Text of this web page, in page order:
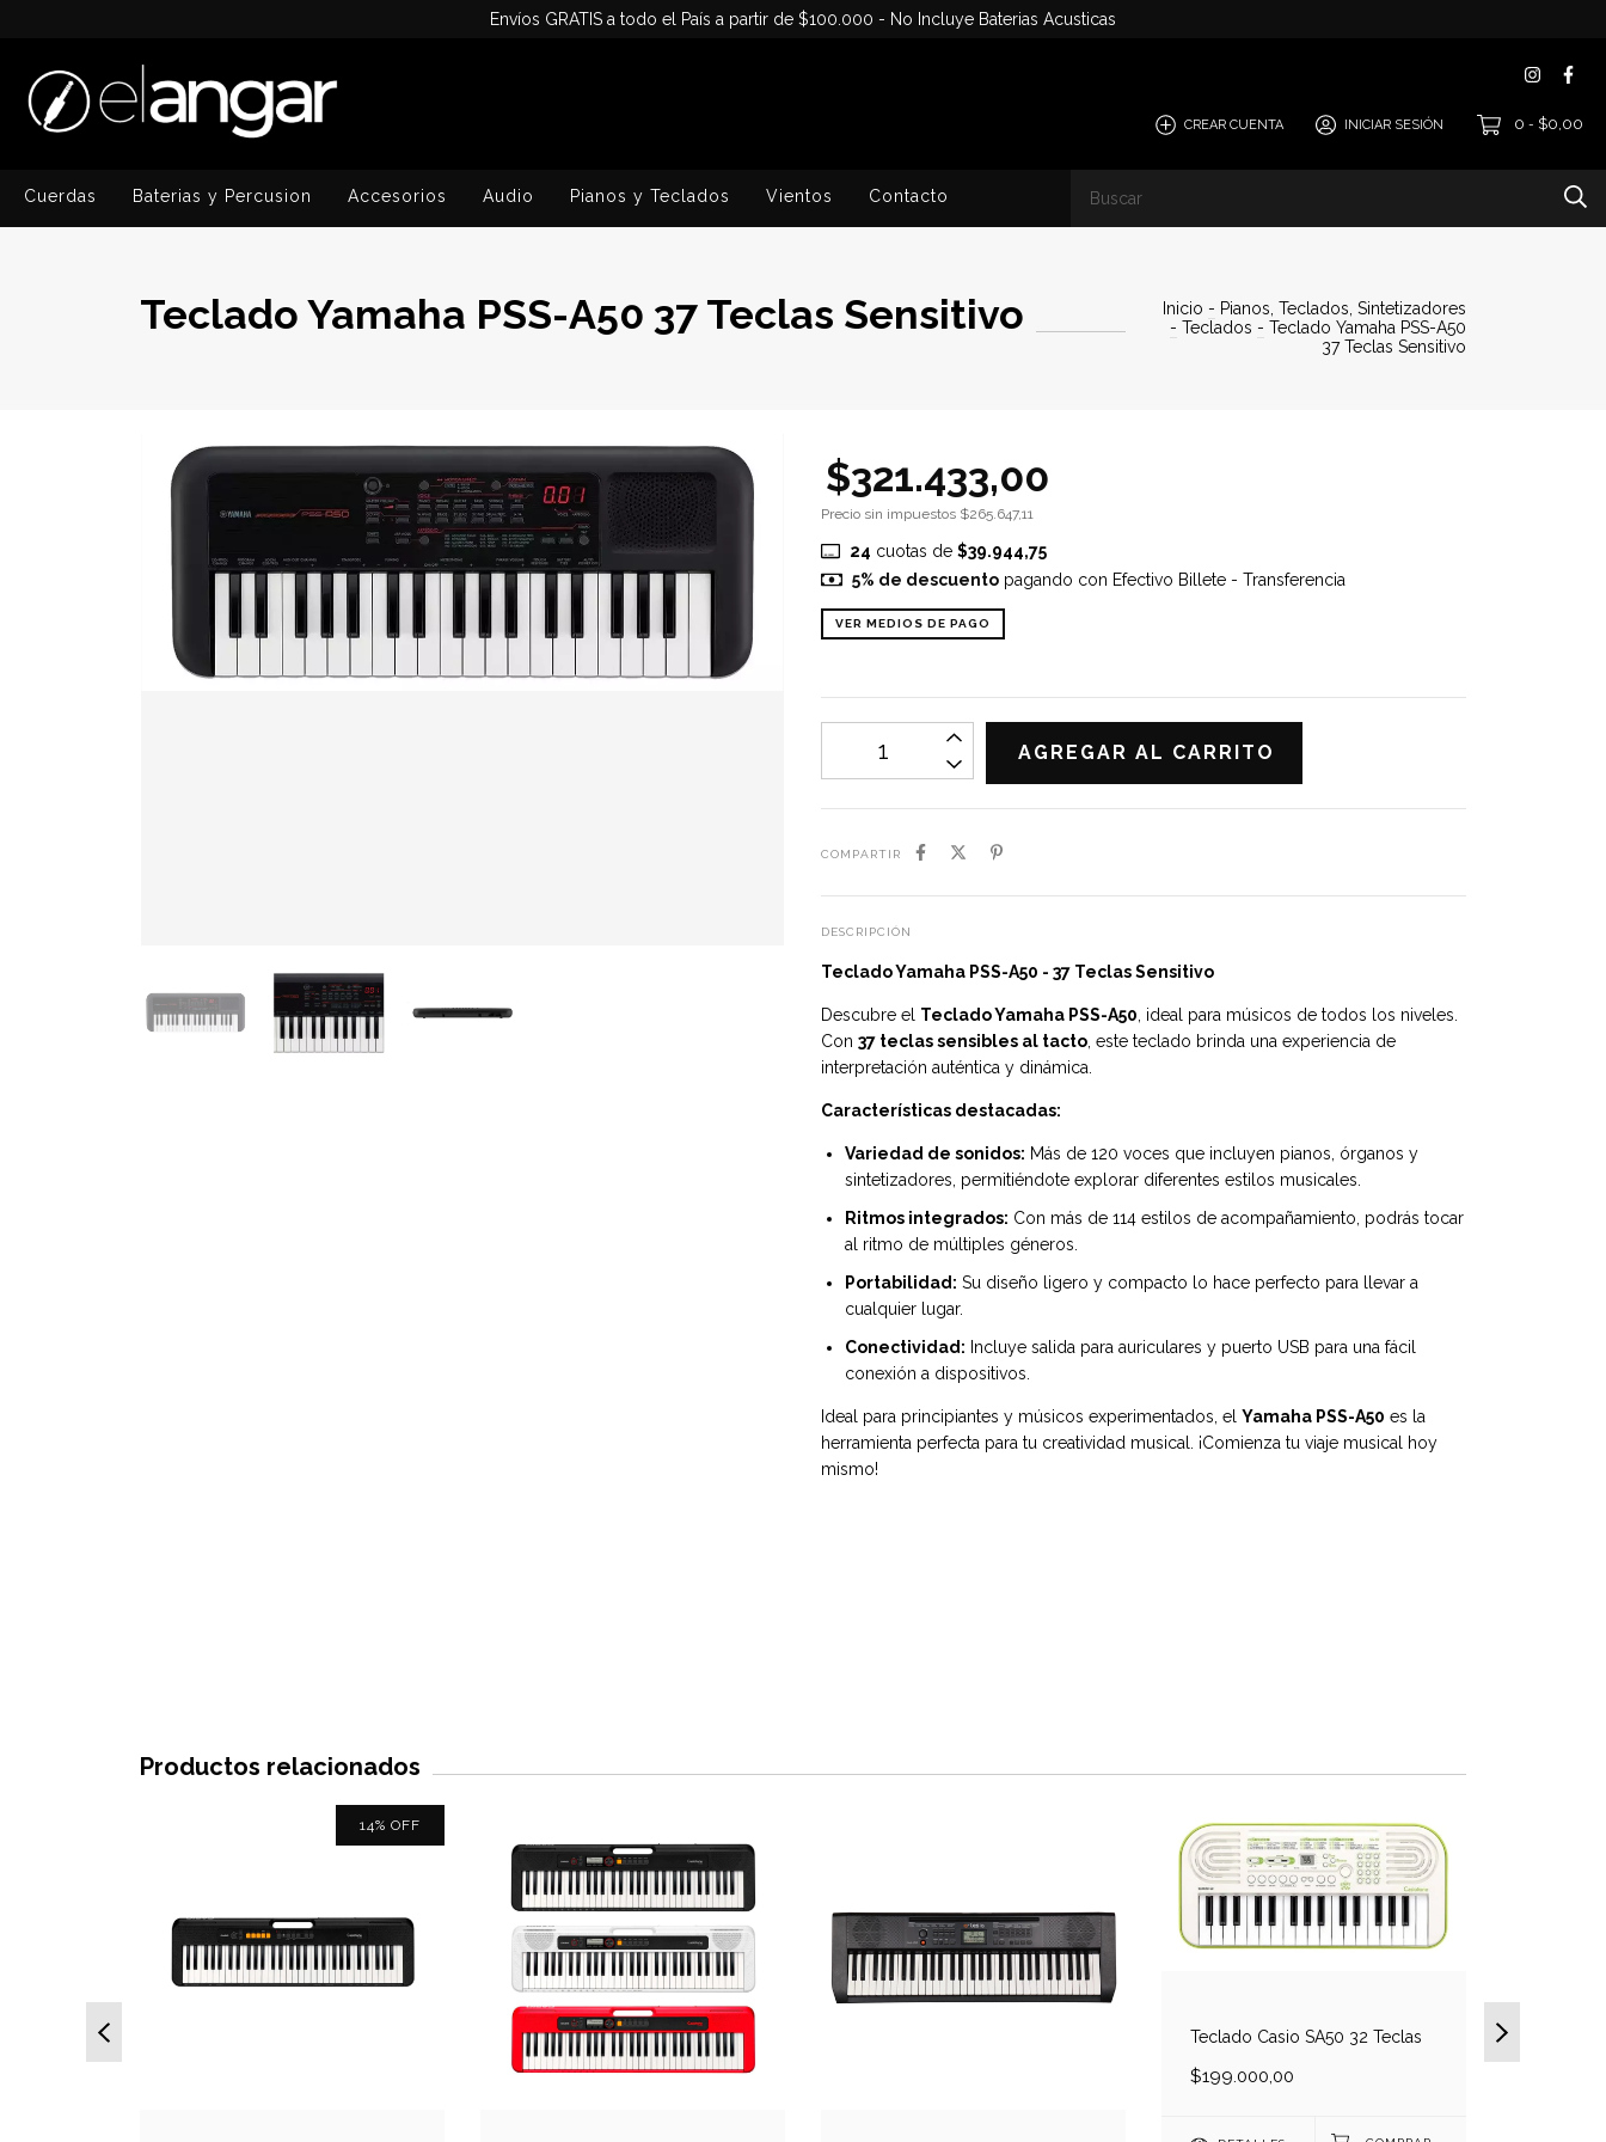
Envíos GRATIS a todo el País a partir de $100.000 - No Incluye Baterias Acusticas
CREAR CUENTA INICIAR SESIÓN 0 - $0,00
Cuerdas Baterias y Percusion Accesorios Audio Pianos y Teclados Vientos Contacto
Teclado Yamaha PSS-A50 37 Teclas Sensitivo Inicio - Pianos, Teclados, Sintetizadores
- Teclados - Teclado Yamaha PSS-A50
37 Teclas Sensitivo
$321.433,00
Precio sin impuestos $265.647,11
24 cuotas de $39.944,75
5% de descuentopagando con Efectivo Billete - Transferencia
VER MEDIOS DE PAGO
COMPARTIR
DESCRIPCIÓN
Teclado Yamaha PSS-A50 - 37 Teclas Sensitivo
Descubre el Teclado Yamaha PSS-A50 , ideal para músicos de todos los niveles.
Con 37 teclas sensibles al tacto , este teclado brinda una experiencia de
interpretación auténtica y dinámica.
Características destacadas:
Variedad de sonidos: Más de 120 voces que incluyen pianos, órganos y
sintetizadores, permitiéndote explorar diferentes estilos musicales.
Ritmos integrados: Con más de 114 estilos de acompañamiento, podrás tocar
al ritmo de múltiples géneros.
Portabilidad: Su diseño ligero y compacto lo hace perfecto para llevar a
cualquier lugar.
Conectividad: Incluye salida para auriculares y puerto USB para una fácil
conexión a dispositivos.
Ideal para principiantes y músicos experimentados, el Yamaha PSS-A50 es la
herramienta perfecta para tu creatividad musical. ¡Comienza tu viaje musical hoy
mismo!
Productos relacionados
14% OFF
Teclado Casio SA50 32 Teclas
$199.000,00